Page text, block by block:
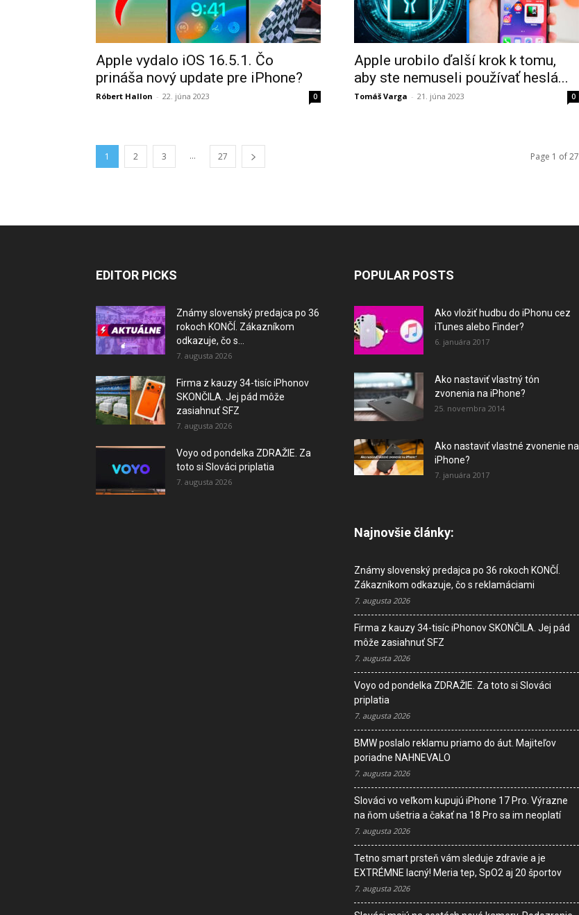
Apple vydalo iOS 16.5.1. Čo
prináša nový update pre iPhone?
Róbert Hallon - 22. júna 2023 0
Apple urobilo ďalší krok k tomu,
aby ste nemuseli používať heslá...
Tomáš Varga - 21. júna 2023 0
1 2 3 ... 27 Page 1 of 27
EDITOR PICKS
Známy slovenský predajca po 36
rokoch KONČÍ. Zákazníkom
odkazuje, čo s...
7. augusta 2026
Firma z kauzy 34-tisíc iPhonov
SKONČILA. Jej pád môže
zasiahnuť SFZ
7. augusta 2026
Voyo od pondelka ZDRAŽIE. Za
toto si Slováci priplatia
7. augusta 2026
POPULAR POSTS
Ako vložiť hudbu do iPhonu cez
iTunes alebo Finder?
6. januára 2017
Ako nastaviť vlastný tón
zvonenia na iPhone?
25. novembra 2014
Ako nastaviť vlastné zvonenie na
iPhone?
7. januára 2017
Najnovšie články:
Známy slovenský predajca po 36 rokoch KONČÍ.
Zákazníkom odkazuje, čo s reklamáciami
7. augusta 2026
Firma z kauzy 34-tisíc iPhonov SKONČILA. Jej pád
môže zasiahnuť SFZ
7. augusta 2026
Voyo od pondelka ZDRAŽIE. Za toto si Slováci
priplatia
7. augusta 2026
BMW poslalo reklamu priamo do áut. Majiteľov
poriadne NAHNEVALO
7. augusta 2026
Slováci vo veľkom kupujú iPhone 17 Pro. Výrazne
na ňom ušetria a čakať na 18 Pro sa im neoplatí
7. augusta 2026
Tetno smart prsteň vám sleduje zdravie a je
EXTRÉMNE lacný! Meria tep, SpO2 aj 20 športov
7. augusta 2026